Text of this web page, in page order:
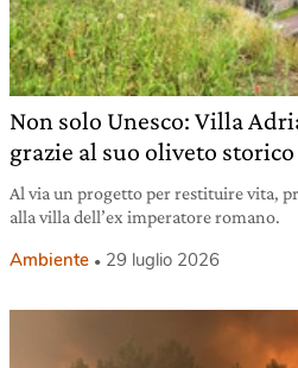
Non solo Unesco: Villa
grazie al suo oliveto storico
Al via un progetto per restituire vita,
alla villa dell’ex imperatore romano.
Ambiente 29 luglio 2026